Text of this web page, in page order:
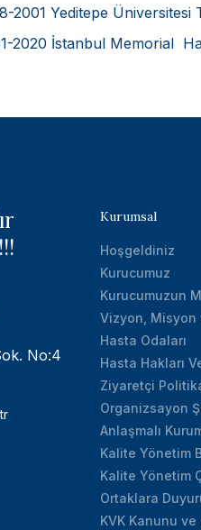
2001 Yeditepe Üniversitesi
2020 İstanbul Memorial
No:4
Kurumsal
Hoşgeldiniz
Kurucumuz
Kurucumuzun
Vizyon, Misyon
Hasta Odaları
Hasta Hakları
Ziyaretçi
Organizsayon
Anlaşmalı
Kalite Yönetim
Kalite Yönetim
Ortaklara
KVK Kanunu ve